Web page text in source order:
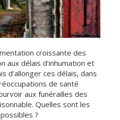
croissante des
aux délais d’inhumation et
d’allonger ces délais, dans
de santé
aux funérailles des
Quelles sont les
?